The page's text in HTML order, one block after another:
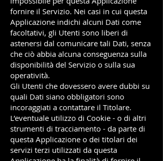
fornire il Servizio. Nei casi in cui questa
Applicazione indichi alcuni Dati come
facoltativi, gli Utenti sono liberi di
astenersi dal comunicare tali Dati, senza
che ciò abbia alcuna conseguenza sulla
disponibilità del Servizio o sulla sua
operatività.
Gli Utenti che dovessero avere dubbi su
quali Dati siano obbligatori sono
incoraggiati a contattare il Titolare.
L’eventuale utilizzo di Cookie - o di altri
strumenti di tracciamento - da parte di
questa Applicazione o dei titolari dei
servizi terzi utilizzati da questa